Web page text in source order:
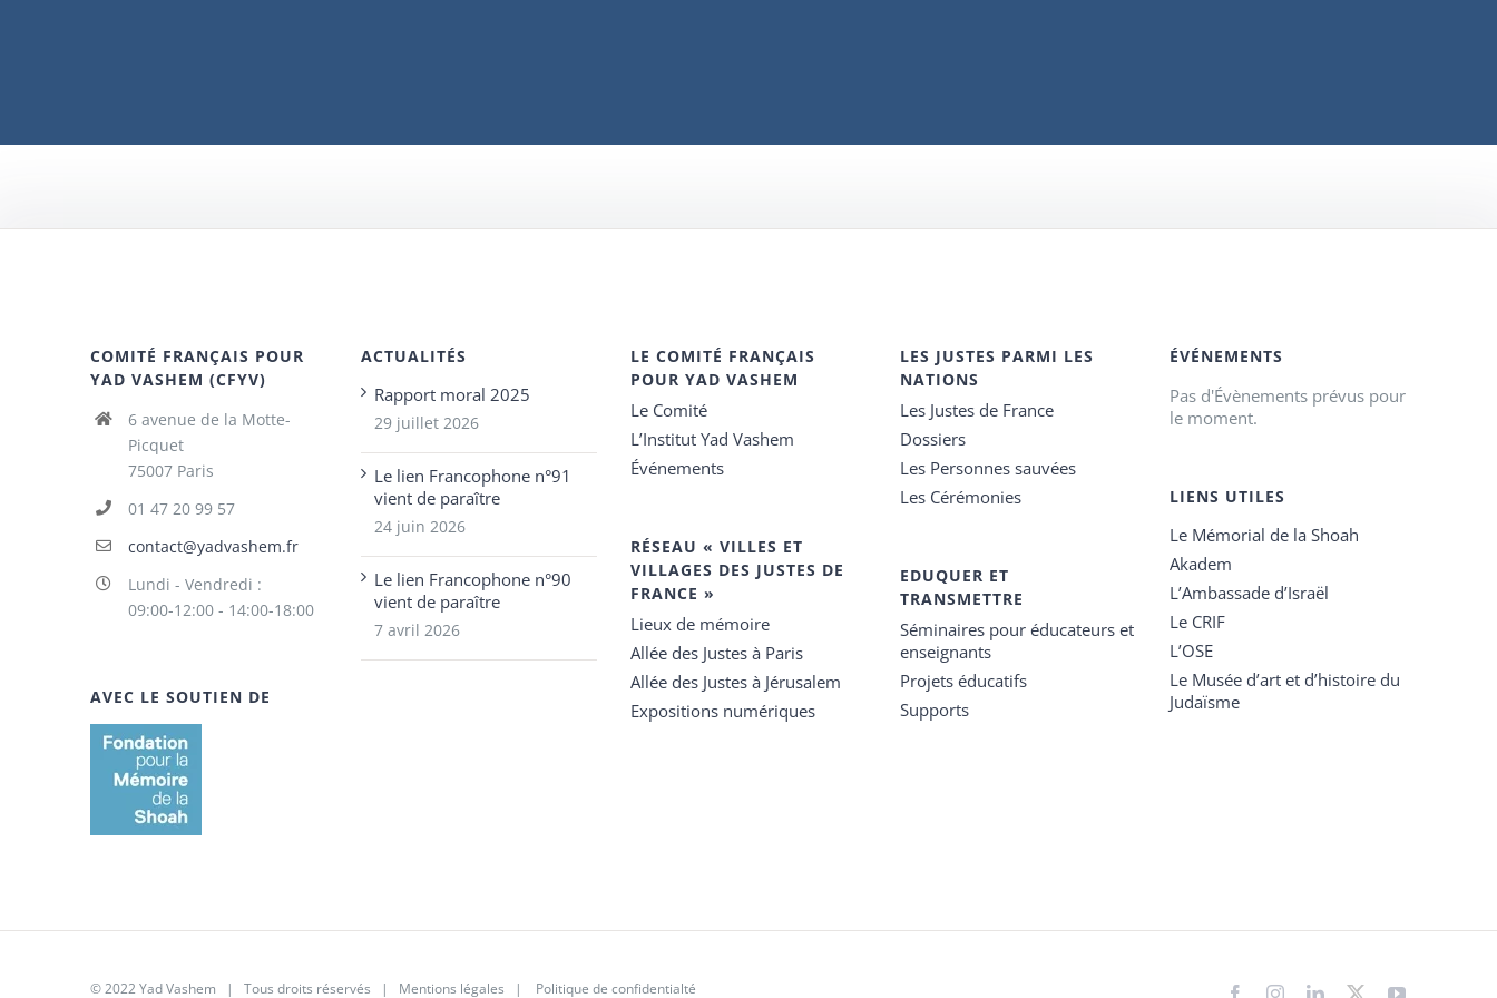
COMITÉ FRANÇAIS POUR
YAD VASHEM (CFYV)
6 avenue de la Motte-
Picquet
75007 Paris
01 47 20 99 57
contact@yadvashem.fr
Lundi - Vendredi :
09:00-12:00 - 14:00-18:00
AVEC LE SOUTIEN DE
ACTUALITÉS
Rapport moral 2025
29 juillet 2026
Le lien Francophone n°91
vient de paraître
24 juin 2026
Le lien Francophone n°90
vient de paraître
7 avril 2026
LE COMITÉ FRANÇAIS
POUR YAD VASHEM
Le Comité
L’Institut Yad Vashem
Événements
RÉSEAU « VILLES ET
VILLAGES DES JUSTES DE
FRANCE »
Lieux de mémoire
Allée des Justes à Paris
Allée des Justes à Jérusalem
Expositions numériques
LES JUSTES PARMI LES
NATIONS
Les Justes de France
Dossiers
Les Personnes sauvées
Les Cérémonies
EDUQUER ET
TRANSMETTRE
Séminaires pour éducateurs et
enseignants
Projets éducatifs
Supports
ÉVÉNEMENTS
Pas d'Évènements prévus pour
le moment.
LIENS UTILES
Le Mémorial de la Shoah
Akadem
L’Ambassade d’Israël
Le CRIF
L’OSE
Le Musée d’art et d’histoire du
Judaïsme
© 2022 Yad Vashem | Tous droits réservés | Mentions légales | Politique de confidentialté FacebookInstagramLinkedIn
X YouTube